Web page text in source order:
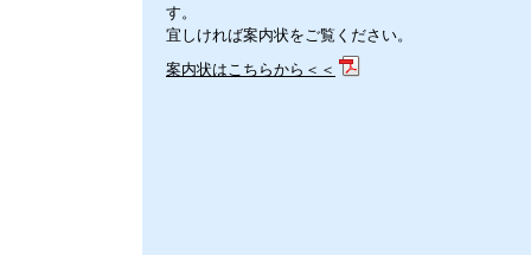
す。
宜しければ案内状をご覧ください。
案内状はこちらから＜＜